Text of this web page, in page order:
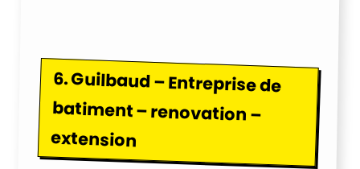
6.Guilbaud – Entreprise de
batiment – renovation –
extension